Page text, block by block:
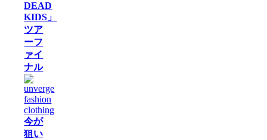
DEAD
KIDS」
ツア
ーフ
ァイ
ナル
今が
狙い